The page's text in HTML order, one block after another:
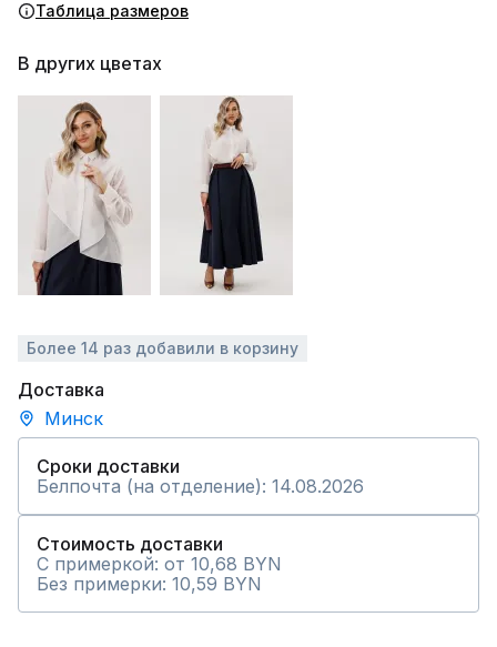
Таблица размеров
В других цветах
Более 14 раз добавили в корзину
Доставка
Минск
Сроки доставки
Белпочта (на отделение): 14.08.2026
Стоимость доставки
С примеркой: от 10,68 BYN
Без примерки: 10,59 BYN